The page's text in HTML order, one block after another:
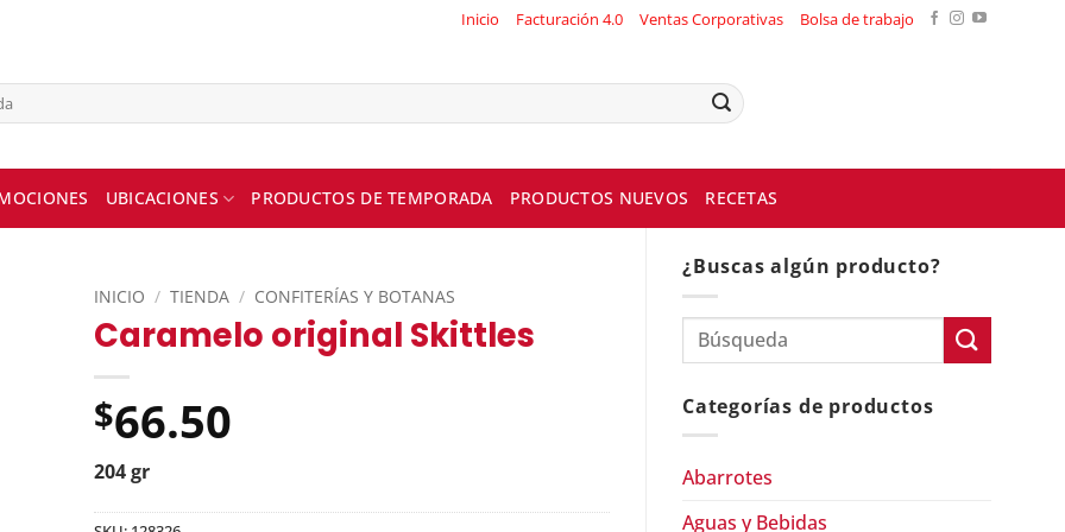
Inicio Facturación 4.0 Ventas Corporativas Bolsa de trabajo
UBICACIONES PRODUCTOS DE TEMPORADA PRODUCTOS NUEVOS RECETAS
¿Buscas algún producto?
Categorías de productos
Abarrotes
Aguas y Bebidas
INICIO / TIENDA / CONFITERÍAS Y BOTANAS
Caramelo original Skittles
$66.50
204 gr